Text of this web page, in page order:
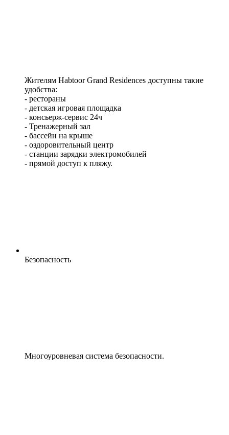
Жителям Habtoor Grand Residences доступны такие
удобства:
- рестораны
- детская игровая площадка
- консьерж-сервис 24ч
- Тренажерный зал
- бассейн на крыше
- оздоровительный центр
- станции зарядки электромобилей
- прямой доступ к пляжу.
Безопасность
Многоуровневая система безопасности.